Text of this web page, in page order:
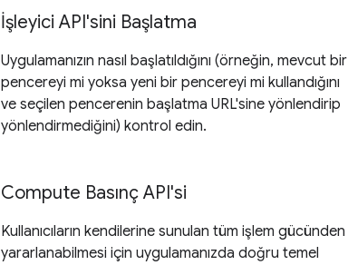
İşleyici API'sini Başlatma
Uygulamanızın nasıl başlatıldığını (örneğin, mevcut bir
pencereyi mi yoksa yeni bir pencereyi mi kullandığını
ve seçilen pencerenin başlatma URL'sine yönlendirip
yönlendirmediğini) kontrol edin.
Compute Basınç API'si
Kullanıcıların kendilerine sunulan tüm işlem gücünden
yararlanabilmesi için uygulamanızda doğru temel